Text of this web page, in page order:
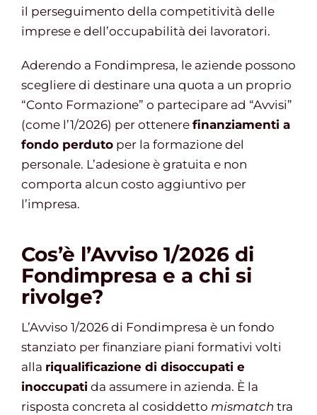
il perseguimento della competitività delle
imprese e dell’occupabilità dei lavoratori.
Aderendo a Fondimpresa, le aziende possono
scegliere di destinare una quota a un proprio
“Conto Formazione” o partecipare ad “Avvisi”
(come l’1/2026) per ottenere finanziamenti a
fondo perduto per la formazione del
personale. L’adesione è gratuita e non
comporta alcun costo aggiuntivo per
l’impresa.
Cos’è l’Avviso 1/2026 di
Fondimpresa e a chi si
rivolge?
L’Avviso 1/2026 di Fondimpresa è un fondo
stanziato per finanziare piani formativi volti
alla riqualificazione di disoccupati e
inoccupati da assumere in azienda. È la
risposta concreta al cosiddetto mismatch tra